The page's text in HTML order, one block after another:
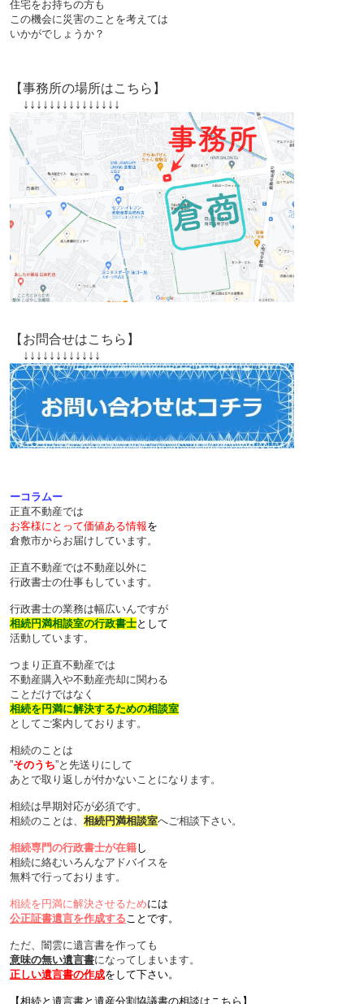
住宅をお持ちの方も
この機会に災害のことを考えては
いかがでしょうか？
【事務所の場所はこちら】
↓↓↓↓↓↓↓↓↓↓↓↓↓↓↓
【お問合せはこちら】
↓↓↓↓↓↓↓↓↓↓↓↓
ーコラムー
正直不動産では
お客様にとって価値ある情報を
倉敷市からお届けしています。
正直不動産では不動産以外に
行政書士の仕事もしています。
行政書士の業務は幅広いんですが
相続円満相談室の行政書士として
活動しています。
つまり正直不動産では
不動産購入や不動産売却に関わる
ことだけではなく
相続を円満に解決するための相談室
としてご案内しております。
相続のことは
”そのうち”と先送りにして
あとで取り返しが付かないことになります。
相続は早期対応が必須です。
相続のことは、 相続円満相談室へご相談下さい。
相続専門の行政書士が在籍し
相続に絡むいろんなアドバイスを
無料で行っております。
相続を円満に解決させるためには
公正証書遺言を作成することです。
ただ、闇雲に遺言書を作っても
意味の無い遺言書になってしまいます。
正しい遺言書の作成をして下さい。
【相続と遺言書と遺産分割協議書の相談はこちら】